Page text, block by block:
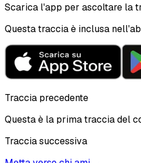
Scarica l'app per ascoltare la
Questa traccia è inclusa
Traccia precedente
Questa è la prima traccia del
Traccia successiva